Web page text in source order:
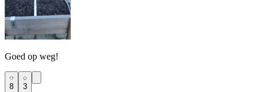
Goed op weg!
8 3